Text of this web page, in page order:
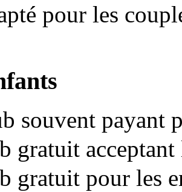
pour les
souvent payant
gratuit acceptant
gratuit pour les